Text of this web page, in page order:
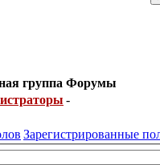
группа Форумы
-
Зарегистрированные